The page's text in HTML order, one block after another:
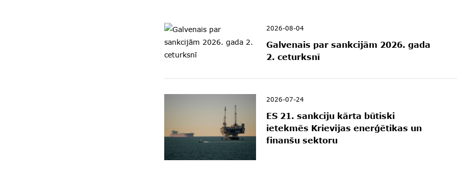
2026-08-04
Galvenais par sankcijām 2026. gada
2. ceturksnī
2026-07-24
ES 21. sankciju kārta būtiski
ietekmēs Krievijas enerģētikas un
finanšu sektoru